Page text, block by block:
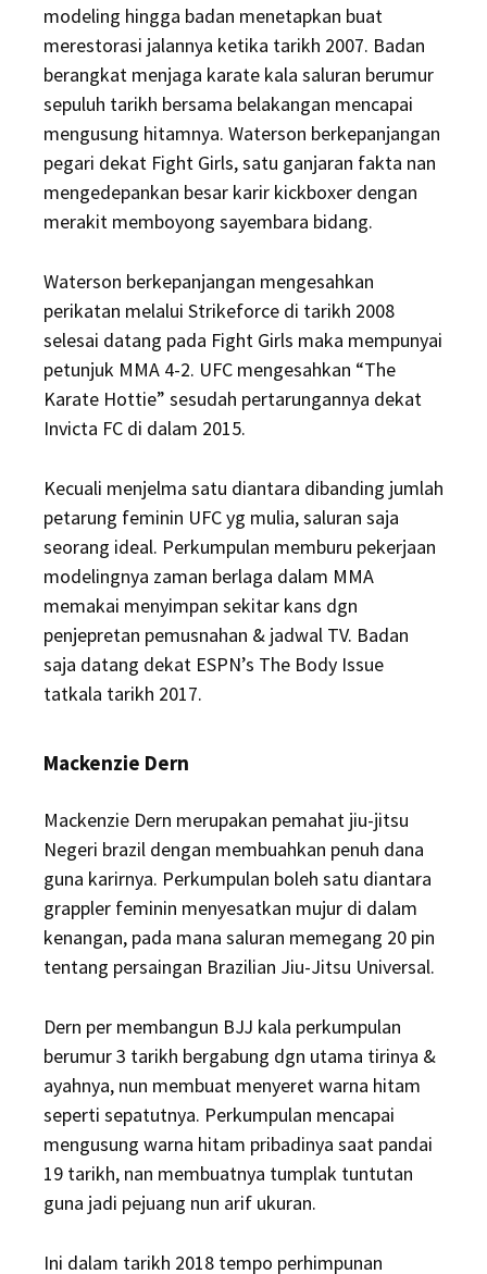
modeling hingga badan menetapkan buat
merestorasi jalannya ketika tarikh 2007. Badan
berangkat menjaga karate kala saluran berumur
sepuluh tarikh bersama belakangan mencapai
mengusung hitamnya. Waterson berkepanjangan
pegari dekat Fight Girls, satu ganjaran fakta nan
mengedepankan besar karir kickboxer dengan
merakit memboyong sayembara bidang.
Waterson berkepanjangan mengesahkan
perikatan melalui Strikeforce di tarikh 2008
selesai datang pada Fight Girls maka mempunyai
petunjuk MMA 4-2. UFC mengesahkan “The
Karate Hottie” sesudah pertarungannya dekat
Invicta FC di dalam 2015.
Kecuali menjelma satu diantara dibanding jumlah
petarung feminin UFC yg mulia, saluran saja
seorang ideal. Perkumpulan memburu pekerjaan
modelingnya zaman berlaga dalam MMA
memakai menyimpan sekitar kans dgn
penjepretan pemusnahan & jadwal TV. Badan
saja datang dekat ESPN’s The Body Issue
tatkala tarikh 2017.
Mackenzie Dern
Mackenzie Dern merupakan pemahat jiu-jitsu
Negeri brazil dengan membuahkan penuh dana
guna karirnya. Perkumpulan boleh satu diantara
grappler feminin menyesatkan mujur di dalam
kenangan, pada mana saluran memegang 20 pin
tentang persaingan Brazilian Jiu-Jitsu Universal.
Dern per membangun BJJ kala perkumpulan
berumur 3 tarikh bergabung dgn utama tirinya &
ayahnya, nun membuat menyeret warna hitam
seperti sepatutnya. Perkumpulan mencapai
mengusung warna hitam pribadinya saat pandai
19 tarikh, nan membuatnya tumplak tuntutan
guna jadi pejuang nun arif ukuran.
Ini dalam tarikh 2018 tempo perhimpunan